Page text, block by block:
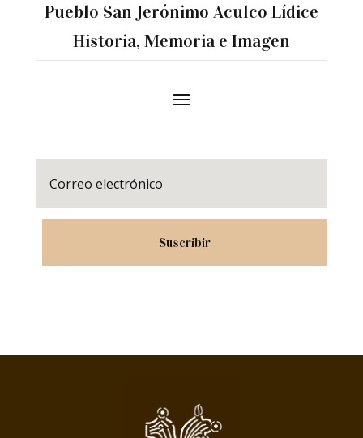
Pueblo San Jerónimo Aculco Lídice
Historia, Memoria e Imagen
Suscribir